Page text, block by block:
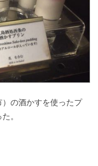
の酒かすを使ったプ
。